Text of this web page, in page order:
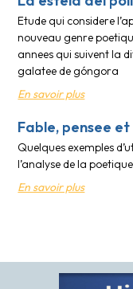
Etude qui considere
nouveau genre
annees qui suivent la
galatee de góngora
En savoir plus
Fable, pensee
Quelques exemples
l’analyse de la
En savoir plus